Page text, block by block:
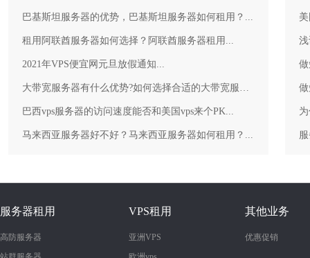
巴基斯坦服务器的优势，巴基斯坦服务器如何租用？...
租用阿联酋服务器如何选择？阿联酋服务器租用...
2021年VPS便宜网元旦放假通知...
大带宽服务器有什么优势?如何选择合适的大带宽服务器？...
巴西vps服务器的访问速度能否和美国vps来个PK...
马来西亚服务器好不好？马来西亚服务器如何租用？...
服务器租用
高防服务器
VPS租用
亚洲VPS
其他业务
优惠促销